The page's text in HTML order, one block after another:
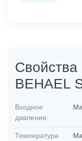
Свойства
BEHAEL
Входное
давление:
Температура